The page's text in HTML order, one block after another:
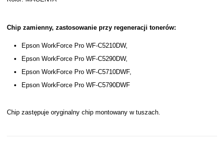
Chip zamienny, zastosowanie przy regeneracji tonerów:
Epson WorkForce Pro WF-C5210DW,
Epson WorkForce Pro WF-C5290DW,
Epson WorkForce Pro WF-C5710DWF,
Epson WorkForce Pro WF-C5790DWF
Chip zastępuje oryginalny chip montowany w tuszach.